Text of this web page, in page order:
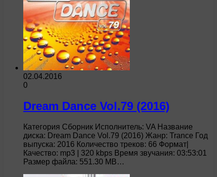
02.04.2016
0
Dream Dance Vol.79 (2016)
Категория Сборник Исполнитель: VA Название
диска: Dream Dance Vol.79 (2016) Жанр: Trance Год
выпуска: 2016 Количество треков: 66 Формат|
Качество: mp3 | 320 kbps Время звучания: 03:53:01
Размер файла: 551.30 MB…